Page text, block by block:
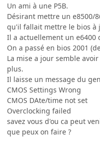
Un ami à une P5B.
Désirant mettre un e8500/
qu'il fallait mettre le bios à
Il a actuellement un e6400
On a passé en bios 2001
La mise a jour semble
plus.
Il laisse un message du
CMOS Settings Wrong
CMOS DAte/time not set
Overclocking failed
savez vous d'ou ca peut
que peux on faire ?